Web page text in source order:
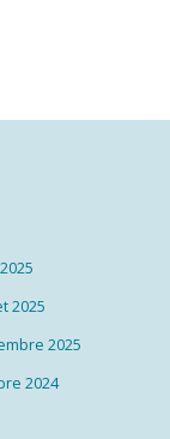
2025
2025
2024